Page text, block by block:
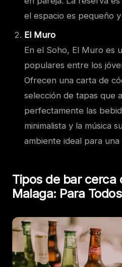
el espacio es pequeño
El Muro
En el Soho, El Muro es
populares entre los
Ofrecen una carta de
selección de tapas que
perfectamente las
minimalista y la música
ambiente ideal para una
Tipos de bar cerca
Malaga: Para